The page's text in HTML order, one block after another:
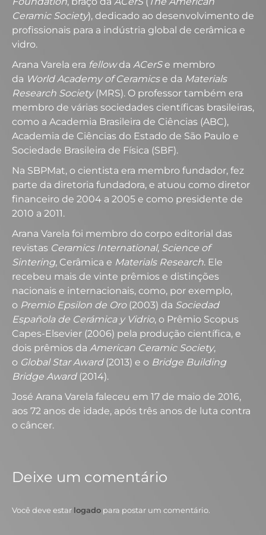
Ceramic Society), dedicado ao desenvolvimento de
profissionais para a indústria global de cerâmica e
vidro.
Arana Varela era fellowda ACerSe membro
da World Academy of Ceramicse da Materials
Research Society(MRS). O professor também era
membro de várias sociedades científicas brasileiras,
como a Academia Brasileira de Ciências (ABC),
Academia de Ciências do Estado de São Paulo e
Sociedade Brasileira de Física (SBF).
Na SBPMat, o cientista era membro fundador, fez
parte da diretoria fundadora, e atuou como diretor
financeiro de 2004 a 2005 e como presidente de
2010 a 2011.
Arana Varela foi membro do corpo editorial das
revistas Ceramics International, Science of
Sintering, Cerâmica e Materials Research. Ele
recebeu mais de vinte prêmios e distinções
nacionais e internacionais, como, por exemplo,
o Premio Epsilon de Oro(2003) da Sociedad
Española de Cerámica y Vidrio, o Prêmio Scopus
Capes-Elsevier (2006) pela produção científica, e
dois prêmios da American Ceramic Society,
o Global Star Award(2013) e o Bridge Building
Bridge Award(2014).
José Arana Varela faleceu em 17 de maio de 2016,
aos 72 anos de idade, após três anos de luta contra
o câncer.
Deixe um comentário
Você deve estar logado para postar um comentário.